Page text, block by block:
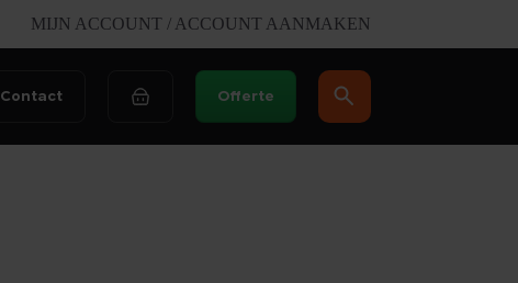
MIJN ACCOUNT / ACCOUNT AANMAKEN
Contact WinkelwagenOfferte